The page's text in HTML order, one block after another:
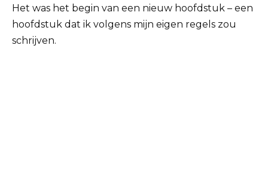
Het was het begin van een nieuw hoofdstuk – een
hoofdstuk dat ik volgens mijn eigen regels zou
schrijven.